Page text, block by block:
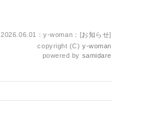
2026.06.01：y-woman：[お知らせ]
copyright (C)y-woman
powered by samidare